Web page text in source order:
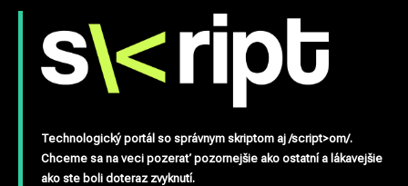
Technologický portál so správnym skriptom aj /script>om/.
Chceme sa na veci pozerať pozornejšie ako ostatní a lákavejšie
ako ste boli doteraz zvyknutí.